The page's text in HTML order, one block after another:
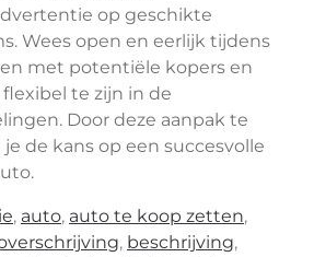
op geschikte
Wees open en eerlijk tijdens
met potentiële kopers en
te zijn in de
Door deze aanpak te
de kans op een succesvolle
, auto, auto te koop zetten,
, beschrijving,